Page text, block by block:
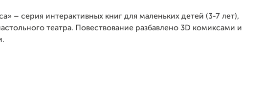
– серия интерактивных книг для маленьких детей (3-7 лет),
театра. Повествование разбавлено 3D комиксами и